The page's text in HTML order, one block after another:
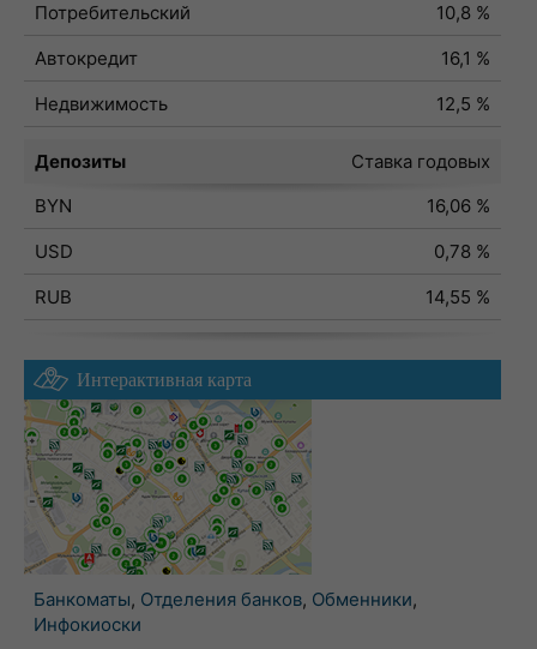
Потребительский
10,8 %
Автокредит
16,1 %
Недвижимость
12,5 %
Депозиты
Ставка годовых
BYN
16,06 %
USD
0,78 %
RUB
14,55 %
Интерактивная карта
Банкоматы, Отделения банков, Обменники,
Инфокиоски